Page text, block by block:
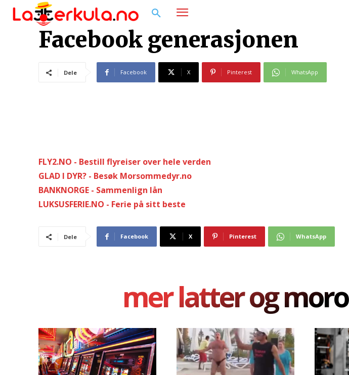
Facebook generasjonen
Dele Facebook X Pinterest WhatsApp
FLY2.NO - Bestill flyreiser over hele verden
GLAD I DYR? - Besøk Morsommedyr.no
BANKNORGE - Sammenlign lån
LUKSUSFERIE.NO - Ferie på sitt beste
Dele Facebook X Pinterest WhatsApp
mer latter og moro